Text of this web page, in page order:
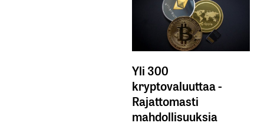
Yli 300
kryptovaluuttaa -
Rajattomasti
mahdollisuuksia